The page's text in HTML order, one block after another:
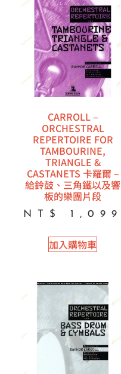
CARROLL –
ORCHESTRAL
REPERTOIRE FOR
TAMBOURINE,
TRIANGLE &
CASTANETS 卡羅爾 –
給鈴鼓、三角鐵以及響
板的樂團片段
NT$ 1,099
加入購物車